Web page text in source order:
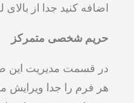
اضافه کنید جدا از
حریم شخصی متمرکز
در قسمت مدیریت این
هر فرم را جدا ویرایش